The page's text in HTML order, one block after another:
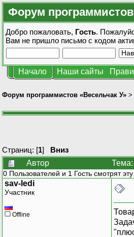
Форум
Добро пожаловать, Гость.
Вам не пришло письмо с кодом
Начало Наши сайты
Форум программистов «Весельчак У» >
Страниц: [1] Вниз
Автор
0 Пользователей и 1 Гость смотрят эту
sav-ledi
Участник
Offline